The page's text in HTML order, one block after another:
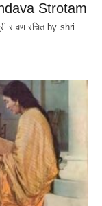
Strotam
रावण रचित by shri